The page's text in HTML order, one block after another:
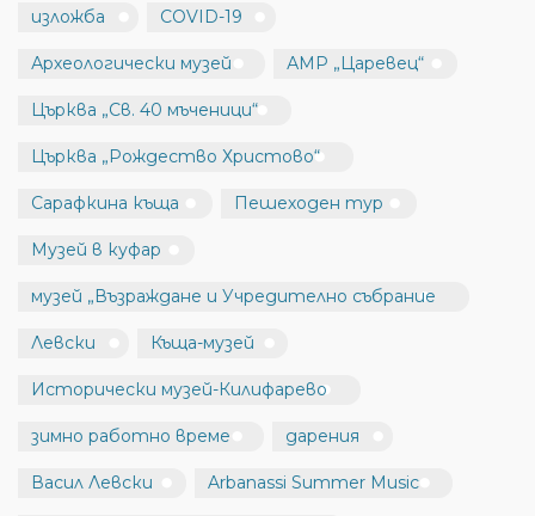
изложба COVID-19
Археологически музей АМР „Царевец“
Църква „Св. 40 мъченици“
Църква „Рождество Христово“
Сарафкина къща Пешеходен тур
Музей в куфар
музей „Възраждане и Учредително събрание
Левски Къща-музей
Исторически музей-Килифарево
зимно работно време дарения
Васил Левски Arbanassi Summer Music